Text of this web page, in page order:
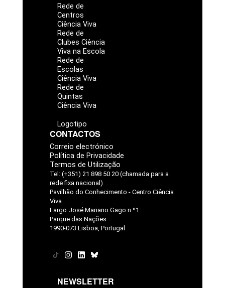
Rede de
Centros
Ciência Viva
Rede de
Clubes Ciência
Viva na Escola
Rede de
Escolas
Ciência Viva
Rede de
Quintas
Ciência Viva
Logotipo
CONTACTOS
Correio electrónico
Política de Privacidade
Termos de Utilização
Tel: (+351) 21 898 50 20 (chamada para a
rede fixa nacional)
Pavilhão do Conhecimento - Centro Ciência
Viva
Largo José Mariano Gago n.º1
Parque das Nações
1990-073 Lisboa, Portugal
NEWSLETTER